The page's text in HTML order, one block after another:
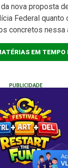
nova proposta
Federal quanto
concretos nessa
EM TEMPO
PUBLICIDADE